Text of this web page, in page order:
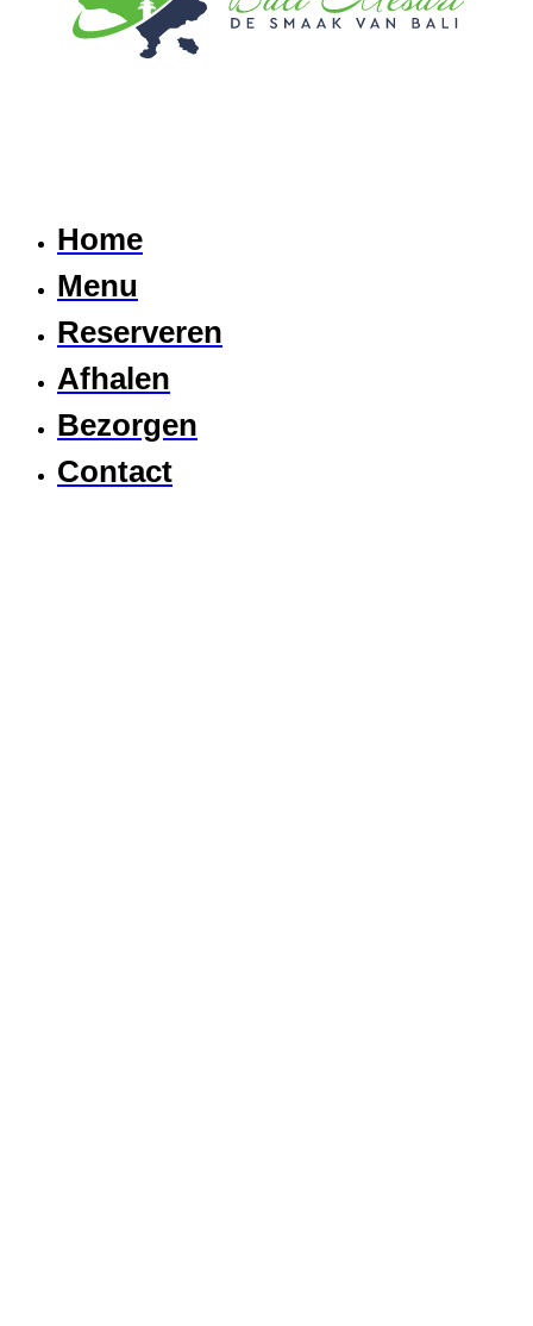
Home
Menu
Reserveren
Afhalen
Bezorgen
Contact